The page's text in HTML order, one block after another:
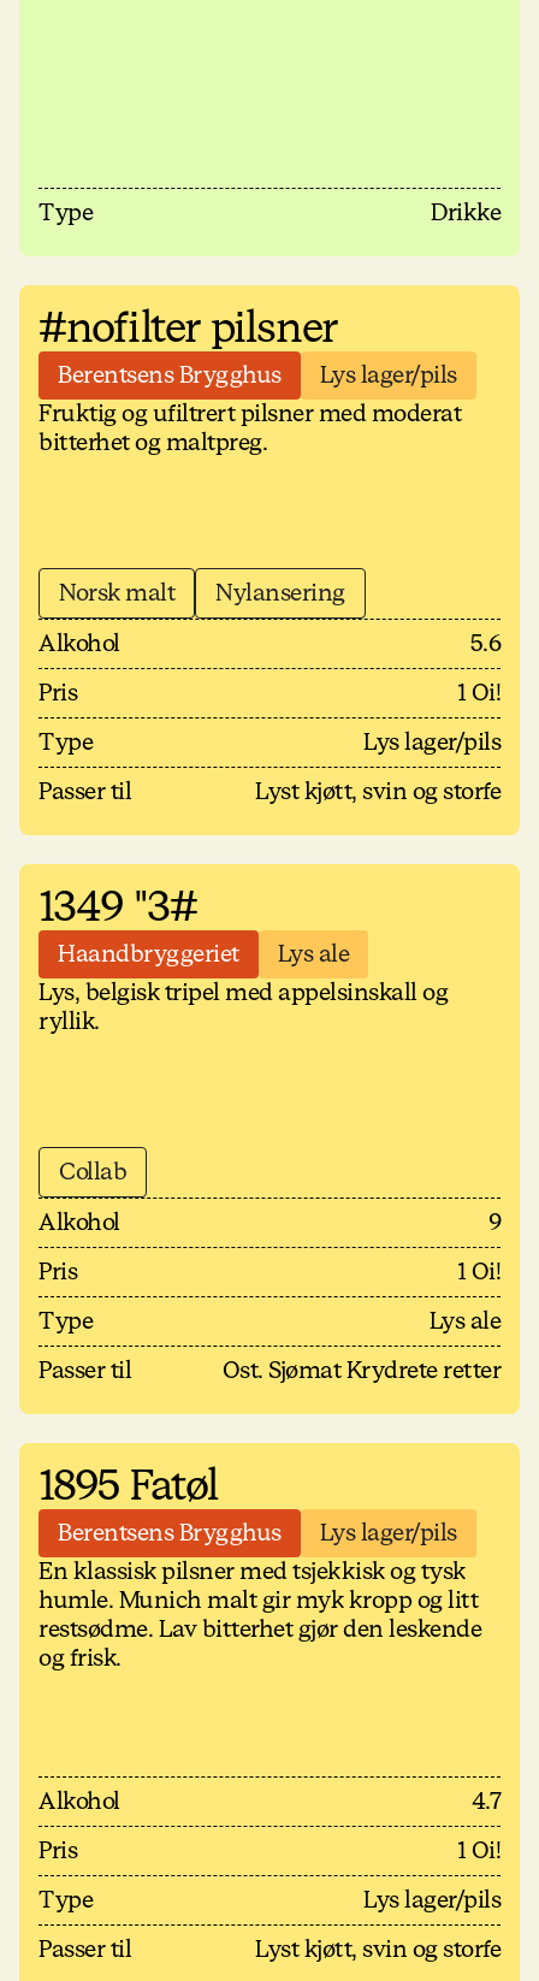
Type Drikke
#nofilter pilsner
Berentsens Brygghus
Lys lager/pils
Fruktig og ufiltrert pilsner med moderat
bitterhet og maltpreg.
Norsk malt
Nylansering
Alkohol
5.6
Pris
1 Oi!
Type
Lys lager/pils
Passer til
Lyst kjøtt, svin og storfe
1349 "3#
Haandbryggeriet
Lys ale
Lys, belgisk tripel med appelsinskall og
ryllik.
Collab
Alkohol
9
Pris
1 Oi!
Type
Lys ale
Passer til
Ost. Sjømat Krydrete retter
1895 Fatøl
Berentsens Brygghus
Lys lager/pils
En klassisk pilsner med tsjekkisk og tysk
humle. Munich malt gir myk kropp og litt
restsødme. Lav bitterhet gjør den leskende
og frisk.
Alkohol
4.7
Pris
1 Oi!
Type
Lys lager/pils
Passer til
Lyst kjøtt, svin og storfe